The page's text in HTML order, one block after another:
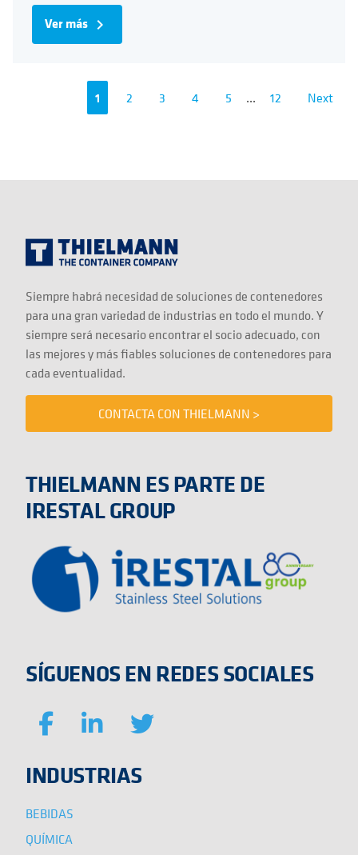
Ver más navigate_next
1 2 3 4 5 ... 12 Next
Siempre habrá necesidad de soluciones de contenedores
para una gran variedad de industrias en todo el mundo. Y
siempre será necesario encontrar el socio adecuado, con
las mejores y más fiables soluciones de contenedores para
cada eventualidad.
CONTACTA CON THIELMANN >
THIELMANN ES PARTE DE
IRESTAL GROUP
SÍGUENOS EN REDES SOCIALES
INDUSTRIAS
BEBIDAS
QUÍMICA